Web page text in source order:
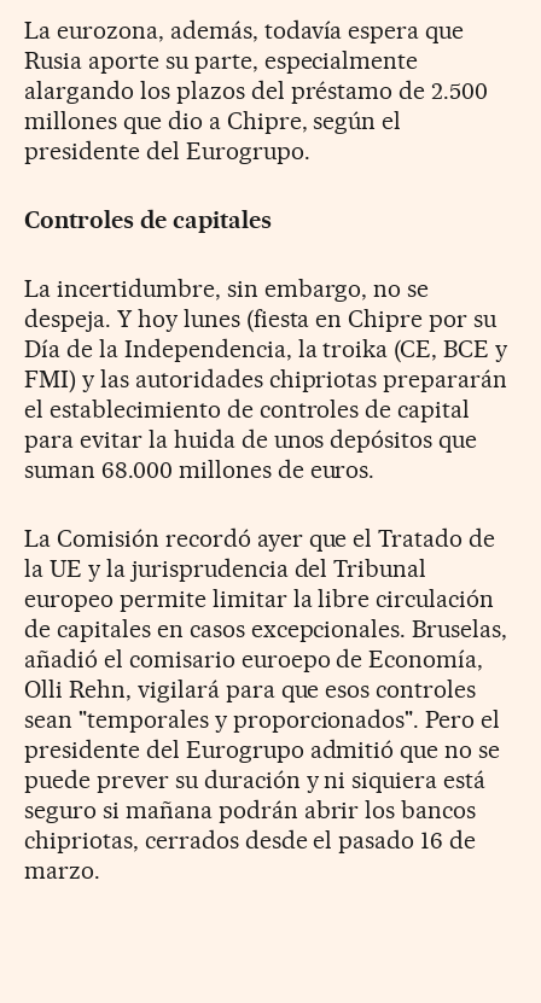
La eurozona, además, todavía espera que
Rusia aporte su parte, especialmente
alargando los plazos del préstamo de 2.500
millones que dio a Chipre, según el
presidente del Eurogrupo.
Controles de capitales
La incertidumbre, sin embargo, no se
despeja. Y hoy lunes (fiesta en Chipre por su
Día de la Independencia, la troika (CE, BCE y
FMI) y las autoridades chipriotas prepararán
el establecimiento de controles de capital
para evitar la huida de unos depósitos que
suman 68.000 millones de euros.
La Comisión recordó ayer que el Tratado de
la UE y la jurisprudencia del Tribunal
europeo permite limitar la libre circulación
de capitales en casos excepcionales. Bruselas,
añadió el comisario euroepo de Economía,
Olli Rehn, vigilará para que esos controles
sean "temporales y proporcionados". Pero el
presidente del Eurogrupo admitió que no se
puede prever su duración y ni siquiera está
seguro si mañana podrán abrir los bancos
chipriotas, cerrados desde el pasado 16 de
marzo.